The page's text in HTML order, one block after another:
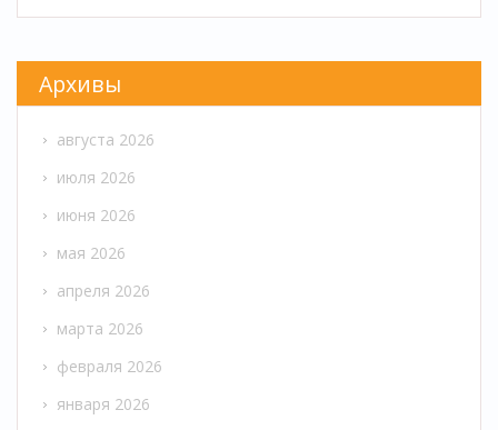
Архивы
августа 2026
июля 2026
июня 2026
мая 2026
апреля 2026
марта 2026
февраля 2026
января 2026